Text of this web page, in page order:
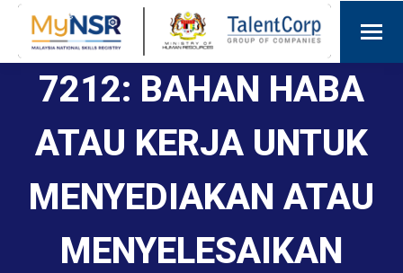
7212: BAHAN HABA
ATAU KERJA UNTUK
MENYEDIAKAN ATAU
MENYELESAIKAN